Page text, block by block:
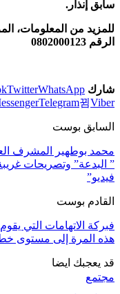
سابق إنذار.
للمزيد من المعلومات،
الرقم 0802000123
شارك TwitterWhatsApp
Telegram Viber
السابق بوست
محمد بوطهير المشرف
” البدعة” وتصريحات
فيديو”
القادم بوست
فبركة الاتهامات التي
هذه المرة إلى مستوى
قد يعجبك ايضا
مجتمع